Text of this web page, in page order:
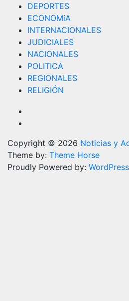
DEPORTES
ECONOMíA
INTERNACIONALES
JUDICIALES
NACIONALES
POLITICA
REGIONALES
RELIGIÓN
Copyright © 2026 Noticias y
Theme by: Theme Horse
Proudly Powered by: WordPress